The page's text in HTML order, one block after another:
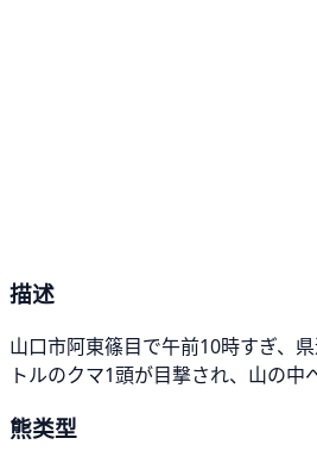
描述
山口市阿東篠目で午前10時すぎ、
トルのクマ1頭が目撃され、山の中
熊类型